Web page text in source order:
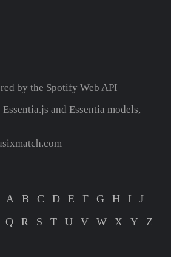
by the Spotify Web API
and Essentia models,
A B C D E F G H I
J
Q R S T U V W X Y
Z